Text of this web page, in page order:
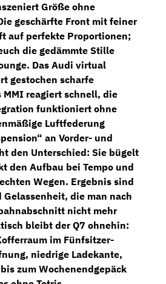
Größe ohne
geschärfte Front mit feiner
auf perfekte Proportionen;
die gedämmte Stille
Das Audi virtual
gestochen scharfe
reagiert schnell, die
funktioniert ohne
Luftfederung
an Vorder- und
den Unterschied: Sie bügelt
den Aufbau bei Tempo und
Wegen. Ergebnis sind
Gelassenheit, die man nach
nicht mehr
bleibt der Q7 ohnehin:
im Fünfsitzer-
niedrige Ladekante,
zum Wochenendgepäck